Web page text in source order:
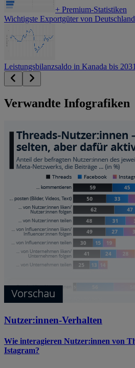
+ Premium-Statistiken
Wichtigste Exportgüter von
Leistungsbilanzsaldo in Kanada bis
Verwandte Infografiken
Nutzer:innen-Verhalten
Wie interagieren Nutzer:innen von
Istagram?